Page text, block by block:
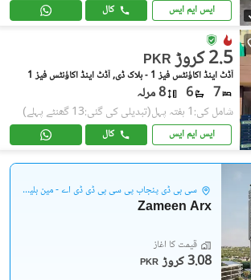
ایس ایم ایس کال
PKR 2.5 کروڑ
آڈٹ اینڈ اکاؤنٹس فیز 1 - بلاک ڈی, آڈٹ اینڈ اکاؤنٹس فیز 1
7
6 8 مرلہ
شامل کی:1 ہفتہ پہل (تبدیلی کی گئی:13 گھنٹے پہلے)
ایس ایم ایس کال
سی بی ڈی پنجاب پی سی بی ڈی ڈی اے - مین بلیوارڈ گلبرگ
Zameen Arx
قیمت کا آغاز
PKR 3.08 کروڑ